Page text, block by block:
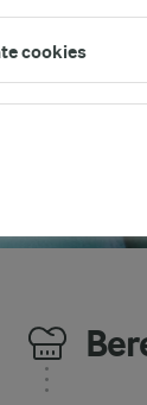
cookies